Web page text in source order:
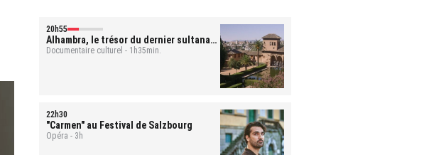
20h55
Alhambra, le trésor du dernier sultanat
d'Espagne
Documentaire culturel - 1h35min.
22h30
"Carmen" au Festival de Salzbourg
Opéra - 3h